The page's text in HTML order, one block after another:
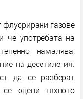
флуорирани газове
че употребата на
намалява,
на десетилетия.
да се разберат
оцени тяхното